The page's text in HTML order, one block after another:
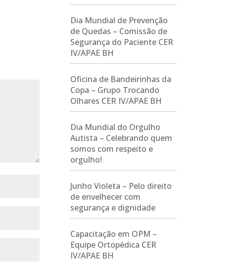
Dia Mundial de Prevenção
de Quedas – Comissão de
Segurança do Paciente CER
IV/APAE BH
Oficina de Bandeirinhas da
Copa – Grupo Trocando
Olhares CER IV/APAE BH
Dia Mundial do Orgulho
Autista – Celebrando quem
somos com respeito e
orgulho!
Junho Violeta – Pelo direito
de envelhecer com
segurança e dignidade
Capacitação em OPM –
Equipe Ortopédica CER
IV/APAE BH